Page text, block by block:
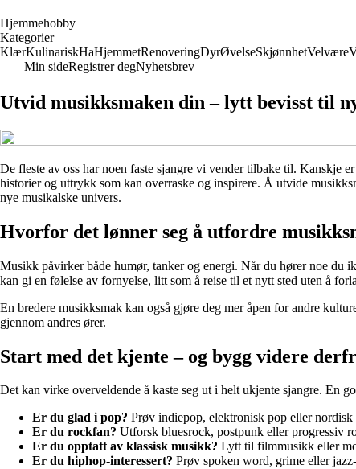
Hjemmehobby
Kategorier
KlærKulinariskHaHjemmetRenoveringDyrØvelseSkjønnhetVelvære
Min sideRegistrer degNyhetsbrev
Utvid musikksmaken din – lytt bevisst til
De fleste av oss har noen faste sjangre vi vender tilbake til. Kanskje
historier og uttrykk som kan overraske og inspirere. Å utvide
nye musikalske univers.
Hvorfor det lønner seg å utfordre
Musikk påvirker både humør, tanker og energi. Når du hører noe du
kan gi en følelse av fornyelse, litt som å reise til et nytt sted uten å
En bredere musikksmak kan også gjøre deg mer åpen for andre
gjennom andres ører.
Start med det kjente – og bygg videre
Det kan virke overveldende å kaste seg ut i helt ukjente sjangre. En
Er du glad i pop? Prøv indiepop, elektronisk pop eller
Er du rockfan? Utforsk bluesrock, postpunk eller progressiv
Er du opptatt av klassisk musikk? Lytt til filmmusikk eller
Er du hiphop-interessert? Prøv spoken word, grime eller